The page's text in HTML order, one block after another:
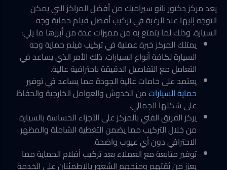
يعد مركز دكتور نانو سيراميك من أفضل المراكز التي يمكن
التوجه إليها عند الرغبة في تركيب أفضل فيلم حماية وجه
السيارة. وذلك لما يتمتع به من مميزات عدة من أبرزها ما يلي:
يمتلك المركز خبرة عملية في تركيب فيلم حماية وجه
السيارة لكافة أنواع السيارات. ذلك الأمر الذي يساعد في
التعامل مع التفاصيل الدقيقة باحترافية عالية.
يعتمد على خامات عالية الجودة مما يساعد في توفير
حماية السياراتمن الخدوش والعوامل الخارجية والحفاظ
على شكلها الجمالي.
يركز الفريق الفني بالمركز على الأجزاء الحساسة بالسيارة
من خلال التركيب مما يضمن التغطية الشاملة والمظهر
الاحترافي دون أي عيوب واضحة.
توفير متابعة مع العملاء بعد تركيب أفلام الحماية مما
يعزز من ثقتهم ومنحهم الشعور بالاطمئنان على الخدمة